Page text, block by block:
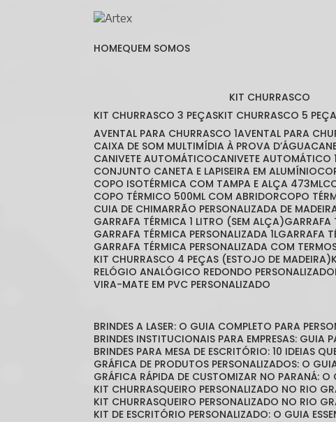
HOME
QUEM SOMOS
KIT CHURRASCO
KIT CHURRASCO 3 PEÇAS KIT CHURRASCO 5
AVENTAL PARA CHURRASCO 1 AVENTAL PARA
CAIXA DE SOM MULTIMÍDIA À PROVA D’ÁGUA
CANIVETE AUTOMÁTICO
CANIVETE AUTOMÁTICO 1
CONJUNTO CANETA E LAPISEIRA EM ALUMÍNIO
COPO ISOTÉRMICA COM TAMPA E ALÇA 473ML
COPO TÉRMICO 500ML COM ABRIDOR
COPO
CUIA DE CHIMARRÃO PERSONALIZADA DE
GARRAFA TÉRMICA 1 LITRO (SEM ALÇA)
GARRAFA TÉRMICA PERSONALIZADA 1L
GARRAFA
GARRAFA TÉRMICA PERSONALIZADA COM
KIT CHURRASCO 4 PEÇAS (ESTOJO DE MADEIRA)
RELÓGIO ANALÓGICO REDONDO PERSONALIZADO
VIRA-MATE EM PVC PERSONALIZADO
BRINDES A LASER: O GUIA COMPLETO PARA
BRINDES INSTITUCIONAIS PARA EMPRESAS: GUIA
BRINDES PARA MESA DE ESCRITÓRIO: 10 IDEIAS
GRÁFICA DE PRODUTOS PERSONALIZADOS: O
GRÁFICA RÁPIDA DE CUSTOMIZAR NO PARANÁ: O
KIT CHURRASQUEIRO PERSONALIZADO NO RIO
KIT CHURRASQUEIRO PERSONALIZADO NO RIO
KIT DE ESCRITÓRIO PERSONALIZADO: O GUIA